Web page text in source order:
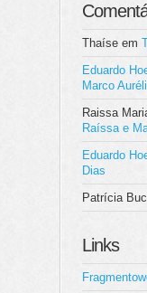
Thaíse em
Eduardo
Marco
Raissa
Raíssa e
Eduardo
Dias
Patrícia
Links